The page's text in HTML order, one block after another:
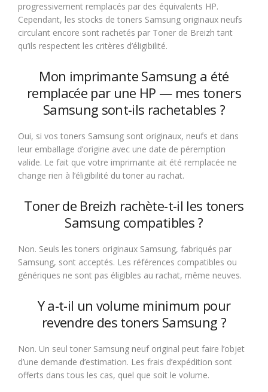
progressivement remplacés par des équivalents HP.
Cependant, les stocks de toners Samsung originaux neufs
circulant encore sont rachetés par Toner de Breizh tant
qu’ils respectent les critères d’éligibilité.
Mon imprimante Samsung a été
remplacée par une HP — mes toners
Samsung sont-ils rachetables ?
Oui, si vos toners Samsung sont originaux, neufs et dans
leur emballage d’origine avec une date de péremption
valide. Le fait que votre imprimante ait été remplacée ne
change rien à l’éligibilité du toner au rachat.
Toner de Breizh rachète-t-il les toners
Samsung compatibles ?
Non. Seuls les toners originaux Samsung, fabriqués par
Samsung, sont acceptés. Les références compatibles ou
génériques ne sont pas éligibles au rachat, même neuves.
Y a-t-il un volume minimum pour
revendre des toners Samsung ?
Non. Un seul toner Samsung neuf original peut faire l’objet
d’une demande d’estimation. Les frais d’expédition sont
offerts dans tous les cas, quel que soit le volume.